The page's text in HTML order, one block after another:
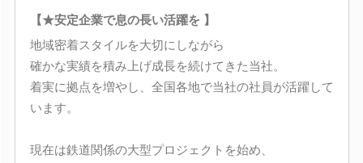
【★安定企業で息の長い活躍を 】
地域密着スタイルを大切にしながら
確かな実績を積み上げ成長を続けてきた当社。
着実に拠点を増やし、全国各地で当社の社員が活躍して
います。
現在は鉄道関係の大型プロジェクトを始め、